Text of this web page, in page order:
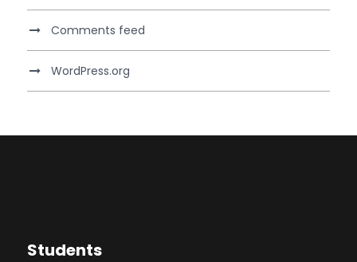
Comments feed
WordPress.org
Students